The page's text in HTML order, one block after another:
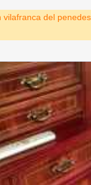
vilafranca del